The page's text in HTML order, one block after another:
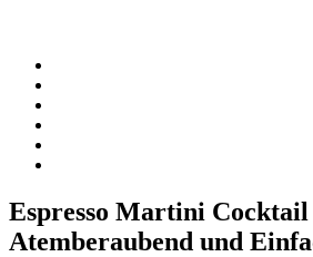
Espresso Martini Cocktail
Atemberaubend und